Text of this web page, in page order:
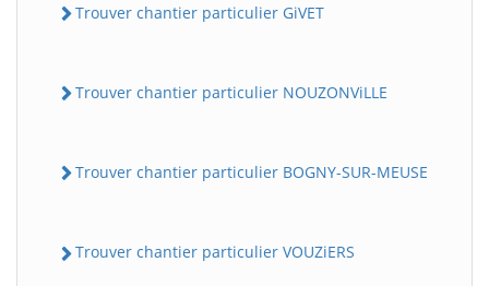
Trouver chantier particulier GiVET
Trouver chantier particulier NOUZONViLLE
Trouver chantier particulier BOGNY-SUR-MEUSE
Trouver chantier particulier VOUZiERS